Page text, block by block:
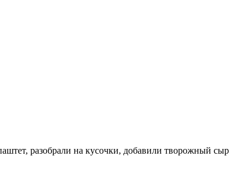
разобрали на кусочки, добавили творожный